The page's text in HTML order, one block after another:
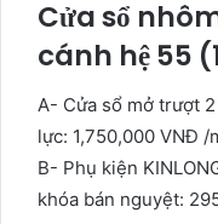
Cửa sổ
cánh hệ 55
A- Cửa sổ mở trượt
lực: 1,750,000 VNĐ /
B- Phụ kiện
khóa bán nguyệt: